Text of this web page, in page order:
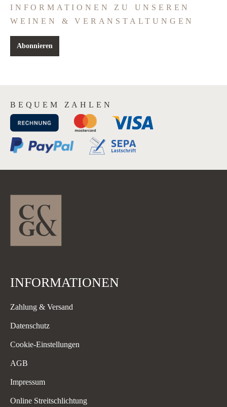
INFORMATIONEN ZU UNSEREN
WEINEN & VERANSTALTUNGEN
Abonnieren
BEQUEM ZAHLEN
INFORMATIONEN
Zahlung & Versand
Datenschutz
Cookie-Einstellungen
AGB
Impressum
Online Streitschlichtung